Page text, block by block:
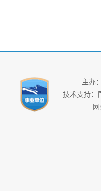
主办
技术支持：